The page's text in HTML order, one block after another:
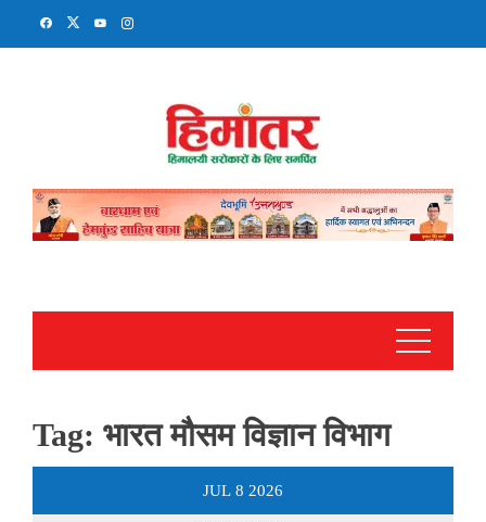
Tag: भारत मौसम विज्ञान विभाग
JUL 8 2026